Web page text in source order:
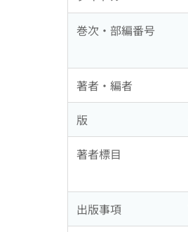
巻次・部編番号
著者・編者
版
著者標目
出版事項